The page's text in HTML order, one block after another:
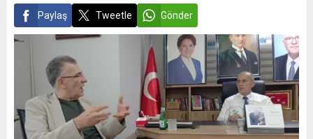
Paylaş Tweetle Gönder